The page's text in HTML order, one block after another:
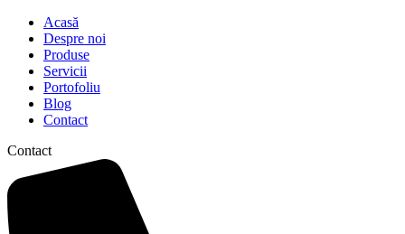
Acasă
Despre noi
Produse
Servicii
Portofoliu
Blog
Contact
Contact